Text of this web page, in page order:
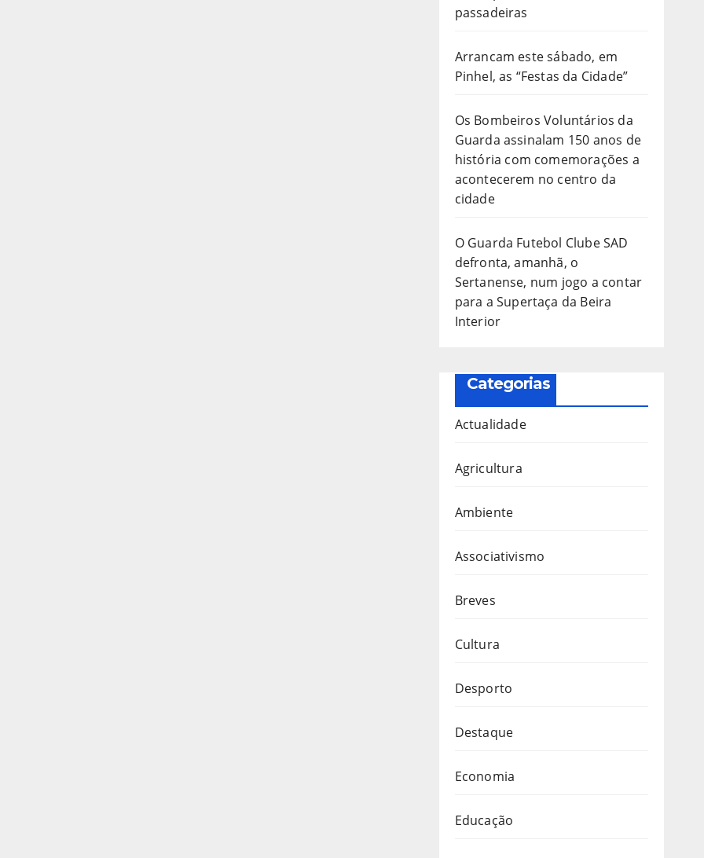
passadeiras
Arrancam este sábado, em
Pinhel, as “Festas da Cidade”
Os Bombeiros Voluntários da
Guarda assinalam 150 anos de
história com comemorações a
acontecerem no centro da
cidade
O Guarda Futebol Clube SAD
defronta, amanhã, o
Sertanense, num jogo a contar
para a Supertaça da Beira
Interior
Categorias
Actualidade
Agricultura
Ambiente
Associativismo
Breves
Cultura
Desporto
Destaque
Economia
Educação